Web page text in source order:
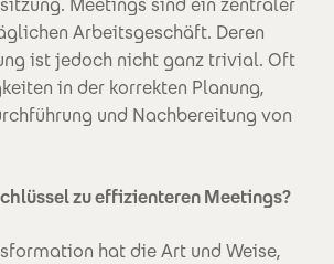
Meetings sind ein zentraler
Arbeitsgeschäft. Deren
ist jedoch nicht ganz trivial. Oft
in der korrekten Planung,
und Nachbereitung von
zu effizienteren Meetings?
hat die Art und Weise,